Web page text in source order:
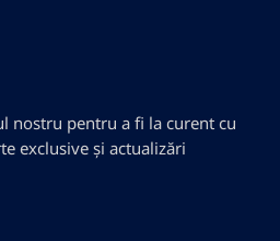
nostru pentru a fi la curent cu
exclusive și actualizări